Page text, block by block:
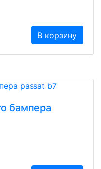
В корзину
бампера